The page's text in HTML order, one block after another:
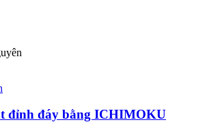
đỉnh đáy bằng ICHIMOKU